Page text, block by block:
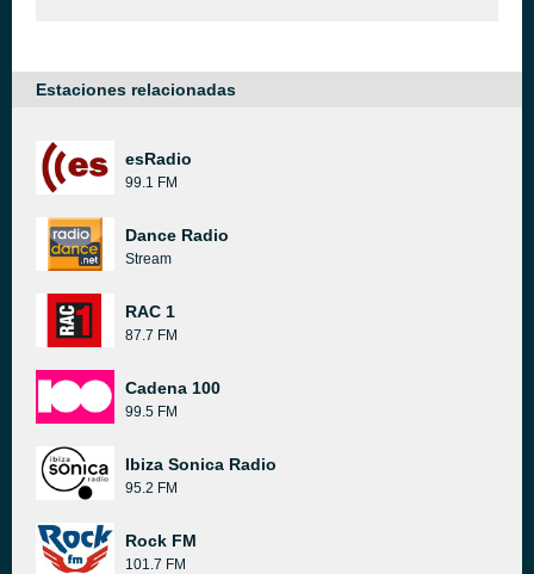
Estaciones relacionadas
esRadio
99.1 FM
Dance Radio
Stream
RAC 1
87.7 FM
Cadena 100
99.5 FM
Ibiza Sonica Radio
95.2 FM
Rock FM
101.7 FM